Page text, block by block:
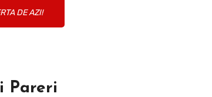
DE AZI!
Pareri